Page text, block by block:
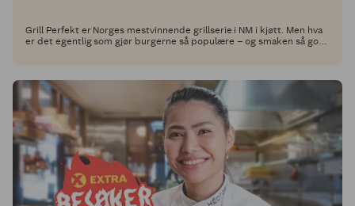
Grill Perfekt er Norges mestvinnende grillserie i NM i kjøtt. Men hva
er det egentlig som gjør burgerne så populære – og smaken så god?